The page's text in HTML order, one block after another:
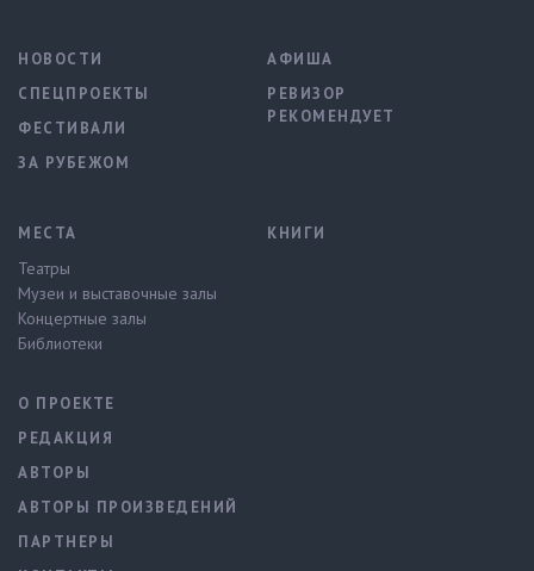
НОВОСТИ
СПЕЦПРОЕКТЫ
ФЕСТИВАЛИ
ЗА РУБЕЖОМ
АФИША
РЕВИЗОР
РЕКОМЕНДУЕТ
МЕСТА
Театры
Музеи и выставочные залы
Концертные залы
Библиотеки
КНИГИ
О ПРОЕКТЕ
РЕДАКЦИЯ
АВТОРЫ
АВТОРЫ ПРОИЗВЕДЕНИЙ
ПАРТНЕРЫ